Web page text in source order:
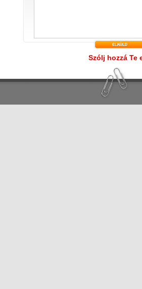
Szólj hozzá Te